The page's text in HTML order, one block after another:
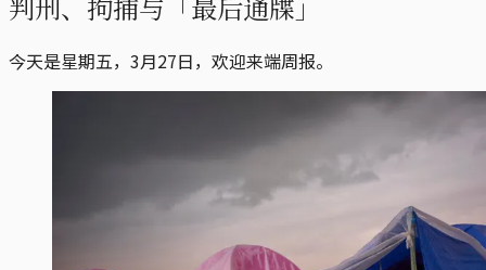
今天是星期五，3月27日，欢迎来端周报。